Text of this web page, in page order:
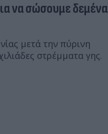
να σώσουμε δεμένα
μετά την πύρινη
στρέμματα γης.